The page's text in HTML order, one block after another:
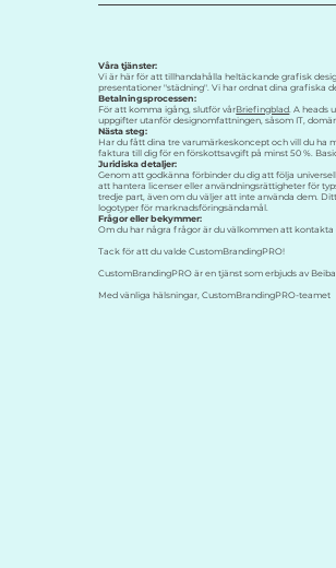
Våra tjänster:
Vi är här för att tillhandahålla heltäckande grafisk
presentationer "städning". Vi har ordnat dina grafiska
Betalningsprocessen:
För att komma igång, slutför vårBriefingblad. A heads
uppgifter utanför designomfattningen, såsom IT,
Nästa steg:
Har du fått dina tre varumärkeskoncept och vill du ha
faktura till dig för en förskottsavgift på minst 50 %.
Juridiska detaljer:
Genom att godkänna förbinder du dig att följa
att hantera licenser eller användningsrättigheter för
tredje part, även om du väljer att inte använda dem.
logotyper för marknadsföringsändamål.
Frågor eller bekymmer:
Om du har några frågor är du välkommen att kontakta
Tack för att du valde CustomBrandingPRO!
CustomBrandingPRO är en tjänst som erbjuds av
Med vänliga hälsningar, CustomBrandingPRO-teamet